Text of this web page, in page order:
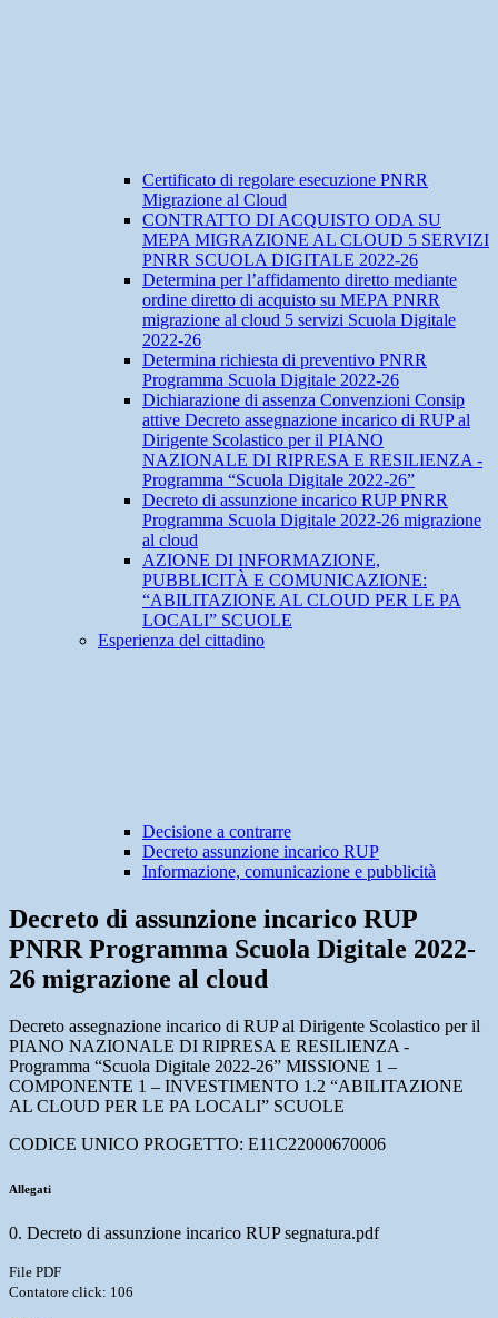
Certificato di regolare esecuzione PNRR
Migrazione al Cloud
CONTRATTO DI ACQUISTO ODA SU
MEPA MIGRAZIONE AL CLOUD 5 SERVIZI
PNRR SCUOLA DIGITALE 2022-26
Determina per l’affidamento diretto mediante
ordine diretto di acquisto su MEPA PNRR
migrazione al cloud 5 servizi Scuola Digitale
2022-26
Determina richiesta di preventivo PNRR
Programma Scuola Digitale 2022-26
Dichiarazione di assenza Convenzioni Consip
attive Decreto assegnazione incarico di RUP al
Dirigente Scolastico per il PIANO
NAZIONALE DI RIPRESA E RESILIENZA -
Programma “Scuola Digitale 2022-26”
Decreto di assunzione incarico RUP PNRR
Programma Scuola Digitale 2022-26 migrazione
al cloud
AZIONE DI INFORMAZIONE,
PUBBLICITÀ E COMUNICAZIONE:
“ABILITAZIONE AL CLOUD PER LE PA
LOCALI” SCUOLE
Esperienza del cittadino
Decisione a contrarre
Decreto assunzione incarico RUP
Informazione, comunicazione e pubblicità
Decreto di assunzione incarico RUP
PNRR Programma Scuola Digitale 2022-
26 migrazione al cloud
Decreto assegnazione incarico di RUP al Dirigente Scolastico per il
PIANO NAZIONALE DI RIPRESA E RESILIENZA -
Programma “Scuola Digitale 2022-26” MISSIONE 1 –
COMPONENTE 1 – INVESTIMENTO 1.2 “ABILITAZIONE
AL CLOUD PER LE PA LOCALI” SCUOLE
CODICE UNICO PROGETTO: E11C22000670006
Allegati
0. Decreto di assunzione incarico RUP segnatura.pdf
File PDF
Contatore click: 106